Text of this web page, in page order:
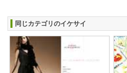
同じカテゴリのイケサイ